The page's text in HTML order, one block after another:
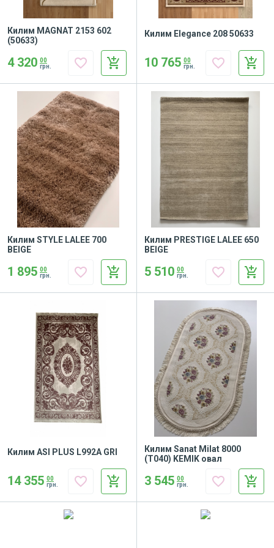
Килим MAGNAT 2153 602
(50633)
4 320 00
грн.
add_shopping_cart
favorite_border
Килим Elegance 208 50633
10 765 00
грн.
add_shopping_cart
favorite_border
Килим STYLE LALEE 700
BEIGE
1 895 00
грн.
add_shopping_cart
favorite_border
Килим PRESTIGE LALEE 650
BEIGE
5 510 00
грн.
add_shopping_cart
favorite_border
Килим ASI PLUS L992A GRI
14 355 00
грн.
add_shopping_cart
favorite_border
Килим Sanat Milat 8000
(T040) KEMIK овал
3 545 00
грн.
add_shopping_cart
favorite_border